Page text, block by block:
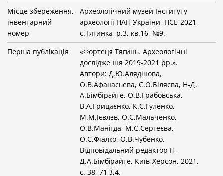
Місце збереження,
інвентарний
номер
Археологічний музей Інституту
археології НАН України, ПСЕ-2021,
с.Тягинка, р.3, кв.16, №9.
Перша публікація
«Фортеця Тягинь. Археологічні
дослідження 2019-2021 рр.».
Автори: Д.Ю.Алядінова,
О.В.Афанасьева, С.О.Біляєва, Н-Д.
А.Бімбірайте, О.В.Грабовська,
В.А.Грицаєнко, К.С.Гуленко,
М.М.Ієвлев, О.Є.Мальченко,
О.В.Манігда, М.С.Сергеєва,
О.Є.Фіалко, О.В.Чубенко.
Відповідальний редактор Н-
Д.А.Бімбірайте, Київ-Херсон, 2021,
с. 38, 71,3,4.